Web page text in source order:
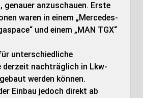
genauer anzuschauen. Erste
waren in einem „Mercedes-
und einem „MAN TGX“
unterschiedliche
derzeit nachträglich in Lkw-
werden können.
Einbau jedoch direkt ab